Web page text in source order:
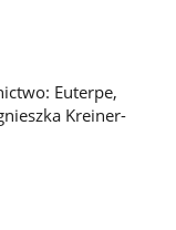
Euterpe,